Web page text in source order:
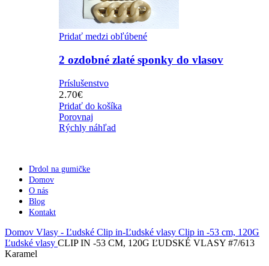
Pridať medzi obľúbené
2 ozdobné zlaté sponky do vlasov
Príslušenstvo
2.70€
Pridať do košíka
Porovnaj
Rýchly náhľad
Drdol na gumičke
Domov
O nás
Blog
Kontakt
Domov Vlasy - Ľudské Clip in-Ľudské vlasy Clip in -53 cm, 120G
Ľudské vlasy CLIP IN -53 CM, 120G ĽUDSKÉ VLASY #7/613
Karamel